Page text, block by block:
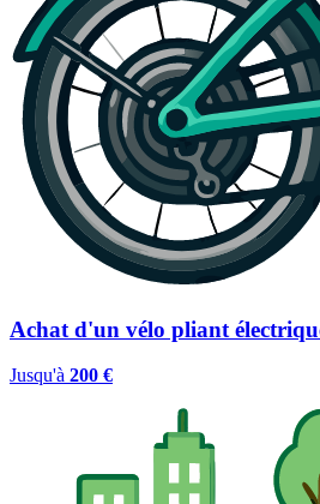
Achat d'un vélo pliant
Jusqu'à 200 €